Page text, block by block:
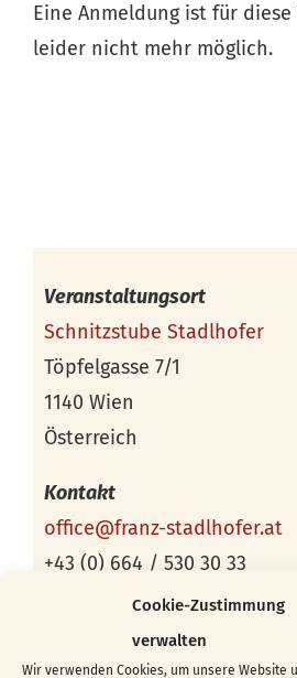
Cookie-Zustimmung
verwalten
Wir verwenden Cookies, um unsere Website
Eine Anmeldung ist für
leider nicht mehr möglich.
Veranstaltungsort
Schnitzstube Stadlhofer
Töpfelgasse 7/1
1140 Wien
Österreich
Kontakt
office@franz-stadlhofer.at
+43 (0) 664 / 530 30 33